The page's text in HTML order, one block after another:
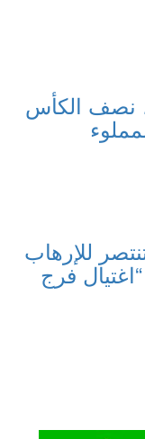
نصف الكأس
للإرهاب
فرج